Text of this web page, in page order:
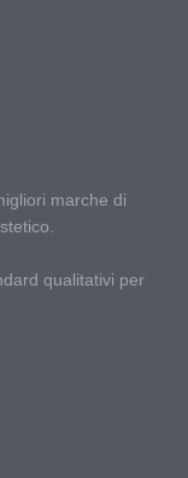
marche di
qualitativi per